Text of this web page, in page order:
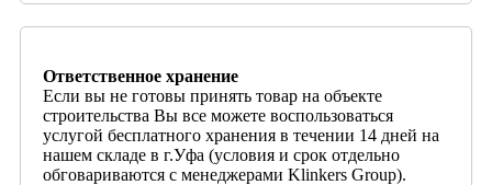
Ответственное хранение
Если вы не готовы принять товар на объекте
строительства Вы все можете воспользоваться
услугой бесплатного хранения в течении 14 дней на
нашем складе в г.Уфа (условия и срок отдельно
обговариваются с менеджерами Klinkers Group).